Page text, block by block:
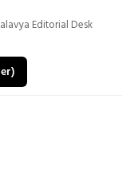
Editorial Desk